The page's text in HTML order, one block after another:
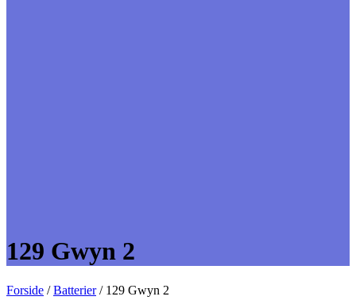
129 Gwyn 2
Forside /Batterier/ 129 Gwyn 2